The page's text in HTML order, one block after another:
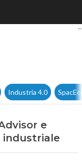
Senior
Industria 4.0
e
industriale